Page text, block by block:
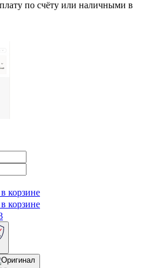
по счёту или наличными в
корзине
корзине